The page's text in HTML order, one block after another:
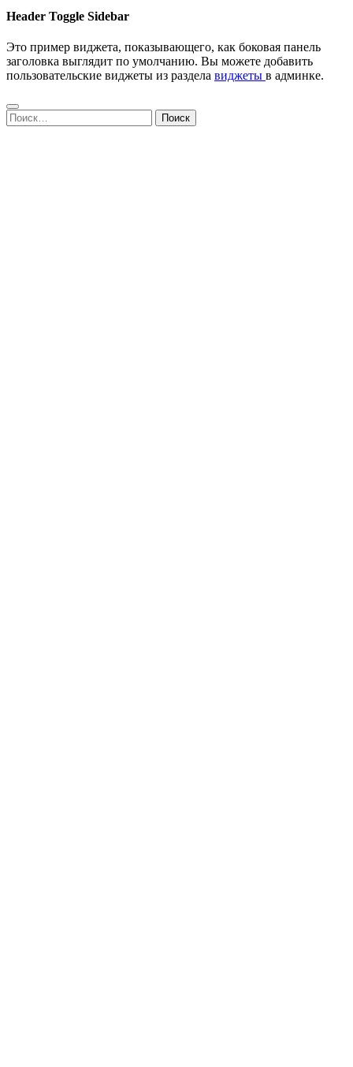
Header Toggle Sidebar
Это пример виджета, показывающего, как боковая панель
заголовка выглядит по умолчанию. Вы можете добавить
пользовательские виджеты из раздела виджеты в админке.
Найти: